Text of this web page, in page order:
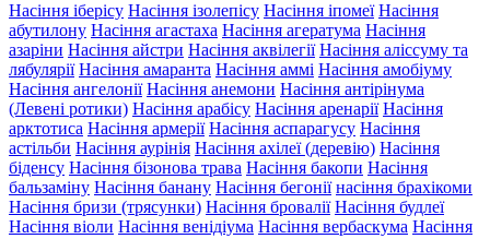
Насіння іберісу Насіння ізолепісу Насіння іпомеї Насіння
абутилону Насіння агастаха Насіння агератума Насіння
азаріни Насіння айстри Насіння аквілегії Насіння аліссуму та
лябулярії Насіння амаранта Насіння аммі Насіння амобіуму
Насіння ангелонії Насіння анемони Насіння антірінума
(Левені ротики) Насіння арабісу Насіння аренарії Насіння
арктотиса Насіння армерії Насіння аспарагусу Насіння
астільби Насіння аурінія Насіння ахілеї (деревію) Насіння
біденсу Насіння бізонова трава Насіння бакопи Насіння
бальзаміну Насіння банану Насіння бегонії насіння брахікоми
Насіння бризи (трясунки) Насіння бровалії Насіння будлеї
Насіння віоли Насіння венідіума Насіння вербаскума Насіння